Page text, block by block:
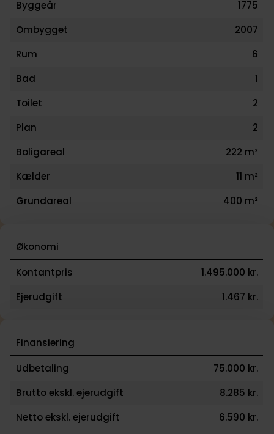
Byggeår
1775
Ombygget
2007
Rum
6
Bad
1
Toilet
2
Plan
2
Boligareal
222 m²
Kælder
11 m²
Grundareal
400 m²
Økonomi
Kontantpris
1.495.000 kr.
Ejerudgift
1.467 kr.
Finansiering
Udbetaling
75.000 kr.
Brutto ekskl. ejerudgift
8.285 kr.
Netto ekskl. ejerudgift
6.590 kr.